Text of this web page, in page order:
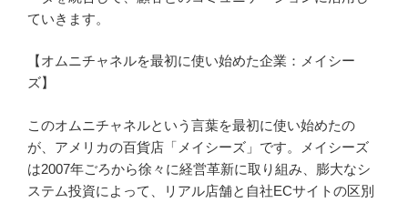
ていきます。
【オムニチャネルを最初に使い始めた企業：メイシー
ズ】
このオムニチャネルという言葉を最初に使い始めたの
が、アメリカの百貨店「メイシーズ」です。メイシーズ
は2007年ごろから徐々に経営革新に取り組み、膨大なシ
ステム投資によって、リアル店舗と自社ECサイトの区別